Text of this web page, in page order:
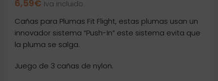
6,59€ Iva incluido
Cañas para Plumas Fit Flight, estas plumas usan un
innovador sistema “Push-In” este sistema evita que
la pluma se salga.
Juego de 3 cañas de nylon.